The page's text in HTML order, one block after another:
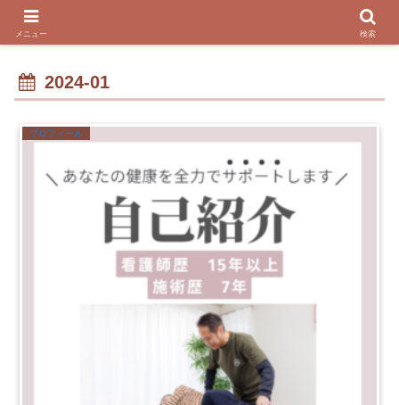
2024-01
プロフィール
メニュー 検索